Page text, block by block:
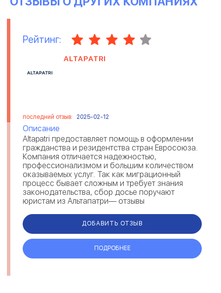
Рейтинг:
ALTAPATRI
последний отзыв: 2025-02-12
Описание
Altapatri предоставляет помощь в оформлении
гражданства и резидентства стран Евросоюза.
Компания отличается надежностью,
профессионализмом и большим количеством
оказываемых услуг. Так как миграционный
процесс бывает сложным и требует знания
законодательства, сбор досье поручают
юристам из Альтапатри— отзывы
вопросов и предостав...
ДОБАВИТЬ ОТЗЫВ
ПОДРОБНЕЕ